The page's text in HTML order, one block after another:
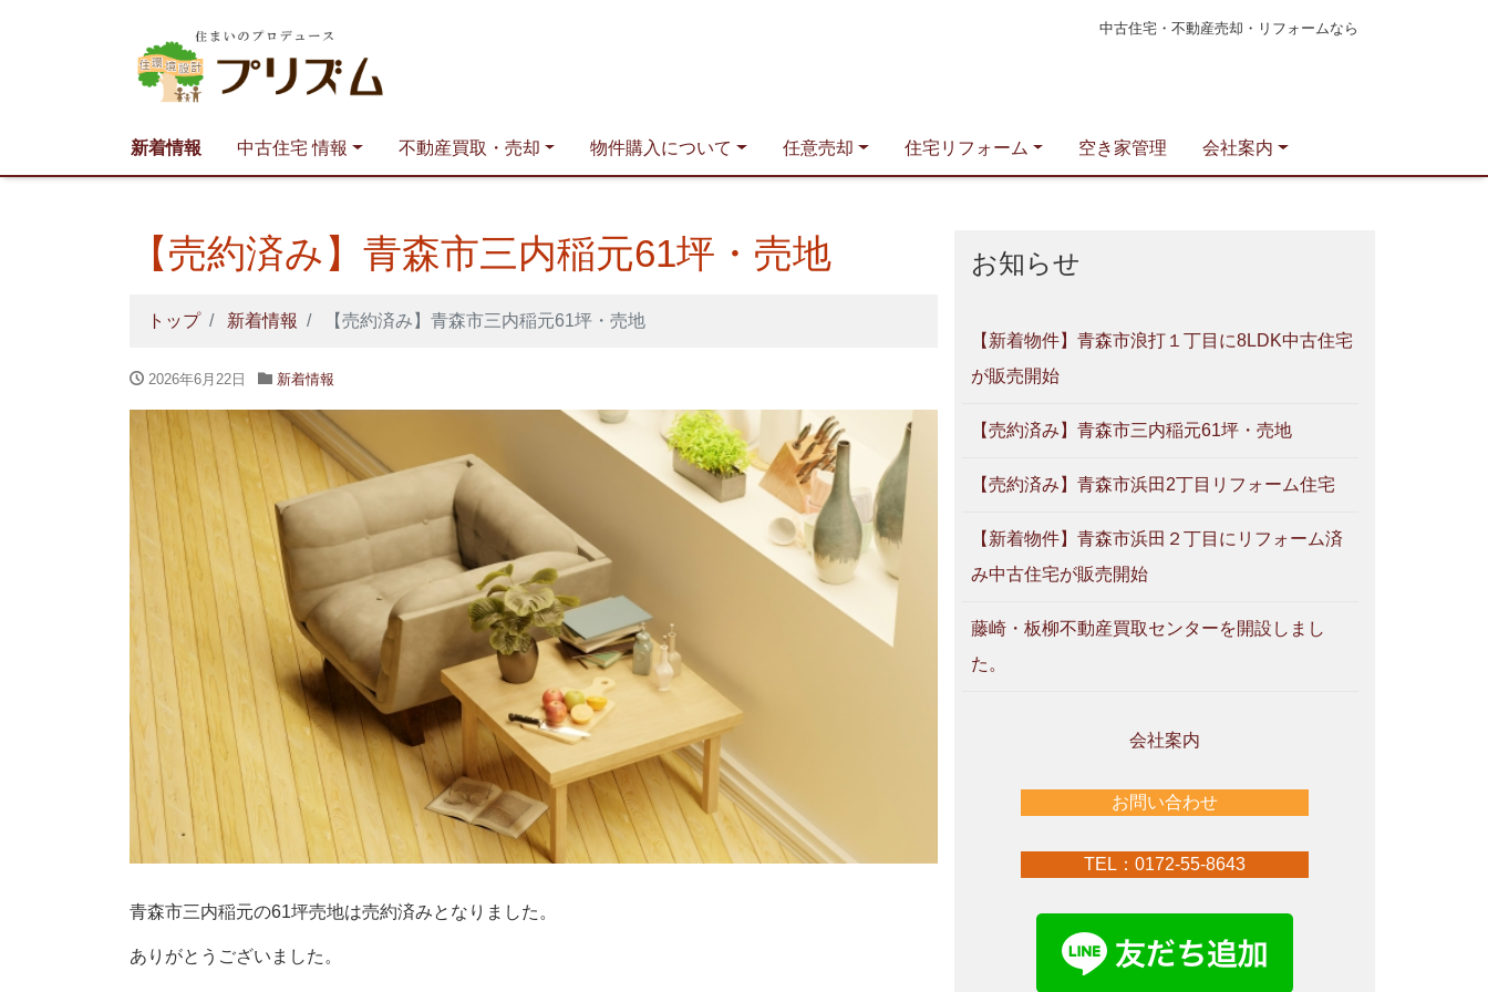
中古住宅・不動産売却・リフォームなら
新着情報 中古住宅 情報 不動産買取・売却 物件購入について 任意売却 住宅リフォーム 空き家管理 会社案内
【売約済み】青森市三内稲元61坪・売地
トップ 新着情報 【売約済み】青森市三内稲元61坪・売地
2026年6月22日 新着情報
青森市三内稲元の61坪売地は売約済みとなりました。
ありがとうございました。
お知らせ
【新着物件】青森市浪打１丁目に8LDK中古住宅
が販売開始
【売約済み】青森市三内稲元61坪・売地
【売約済み】青森市浜田2丁目リフォーム住宅
【新着物件】青森市浜田２丁目にリフォーム済
み中古住宅が販売開始
藤崎・板柳不動産買取センターを開設しまし
た。
会社案内
お問い合わせ
TEL：0172-55-8643